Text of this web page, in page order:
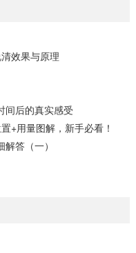
效果与原理
间后的真实感受
+用量图解，新手必看！​
答（一）